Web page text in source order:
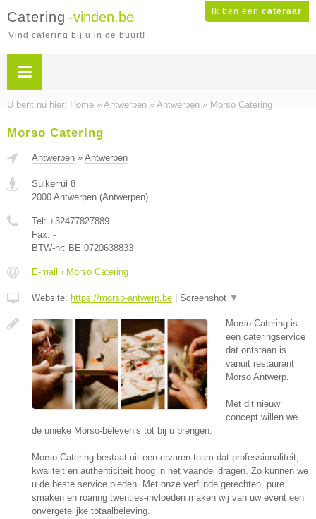
Ik ben een cateraar
Catering -vinden.be
Vind catering bij u in de buurt!
U bent nu hier: Home » Antwerpen » Antwerpen » Morso Catering
Morso Catering
Antwerpen » Antwerpen
Suikerrui 8
2000 Antwerpen (Antwerpen)
Tel: +32477827889
Fax: -
BTW-nr: BE 0720638833
E-mail › Morso Catering
Website: https://morso-antwerp.be Screenshot ▼
Morso Catering is
een cateringservice
dat ontstaan is
vanuit restaurant
Morso Antwerp.
Met dit nieuw
concept willen we
de unieke Morso-belevenis tot bij u brengen.
Morso Catering bestaat uit een ervaren team dat professionaliteit,
kwaliteit en authenticiteit hoog in het vaandel dragen. Zo kunnen we
u de beste service bieden. Met onze verfijnde gerechten, pure
smaken en roaring twenties-invloeden maken wij van uw event een
onvergetelijke totaalbeleving.